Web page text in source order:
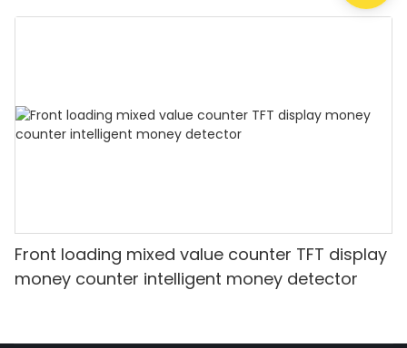
IR/UV/MG/IMG Detection with TFT Display
Front loading mixed value counter TFT display
money counter intelligent money detector